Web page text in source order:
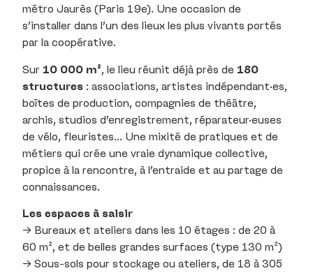
métro Jaurès (Paris 19e). Une occasion de
s’installer dans l’un des lieux les plus vivants portés
par la coopérative.
Sur 10 000 m², le lieu réunit déjà près de 180
structures : associations, artistes indépendant·es,
boîtes de production, compagnies de théâtre,
archis, studios d’enregistrement, réparateur·euses
de vélo, fleuristes… Une mixité de pratiques et de
métiers qui crée une vraie dynamique collective,
propice à la rencontre, à l’entraide et au partage de
connaissances.
Les espaces à saisir
→ Bureaux et ateliers dans les 10 étages : de 20 à
60 m², et de belles grandes surfaces (type 130 m²)
→ Sous-sols pour stockage ou ateliers, de 18 à 305